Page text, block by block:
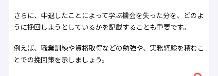
さらに、中退したことによって学ぶ機会を失った分を、どのよ
うに挽回しようとしているかを記載することも重要です。
例えば、職業訓練や資格取得などの勉強や、実務経験を積むこ
とでの挽回策を示しましょう。